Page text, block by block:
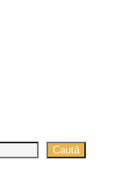
Caută